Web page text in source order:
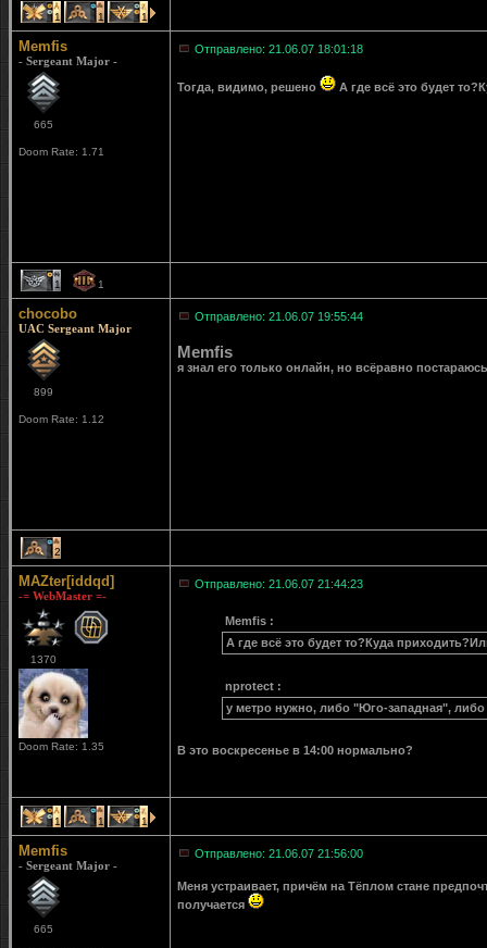
1 1 1
Memfis
- Sergeant Major -
665
Doom Rate: 1.71
Отправлено: 21.06.07 18:01:18
Тогда, видимо, решено А где всё это будет
1 1
chocobo
UAC Sergeant Major
899
Doom Rate: 1.12
Отправлено: 21.06.07 19:55:44
Memfis
я знал его только онлайн, но всёравно
2
MAZter[iddqd]
-= WebMaster =-
1370
Doom Rate: 1.35
Отправлено: 21.06.07 21:44:23
Memfis :
А где всё это будет то?Куда
nprotect :
у метро нужно, либо "Юго-западная",
В это воскресенье в 14:00 нормально?
1 1 1
Memfis
- Sergeant Major -
665
Отправлено: 21.06.07 21:56:00
Меня устраивает, причём на Тёплом стане
получается